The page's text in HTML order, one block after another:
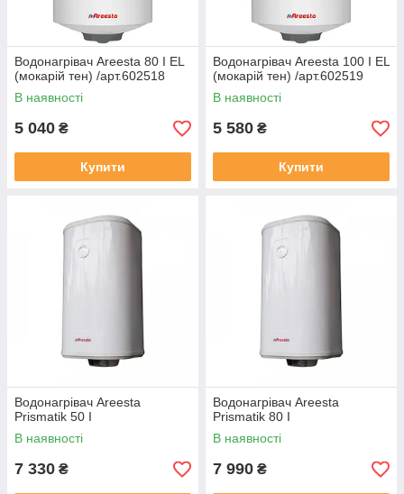
Водонагрівач Areesta 80 I EL
(мокарій тен) /арт.602518
В наявності
5 040 ₴
Купити
Водонагрівач Areesta 100 I EL
(мокарій тен) /арт.602519
В наявності
5 580 ₴
Купити
Водонагрівач Areesta
Prismatik 50 I
В наявності
7 330 ₴
Водонагрівач Areesta
Prismatik 80 I
В наявності
7 990 ₴